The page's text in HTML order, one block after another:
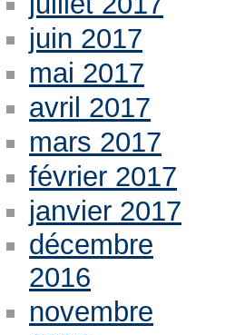
juin 2017
mai 2017
avril 2017
mars 2017
février 2017
janvier 2017
décembre
2016
novembre